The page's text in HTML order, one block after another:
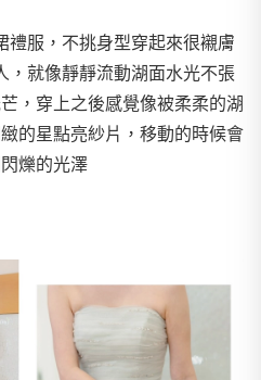
禮服，不挑身型穿起來很襯膚
，就像靜靜流動湖面水光不張
，穿上之後感覺像被柔柔的湖
的星點亮紗片，移動的時候會
爍的光澤